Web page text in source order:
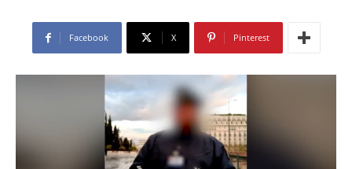
Facebook X Pinterest